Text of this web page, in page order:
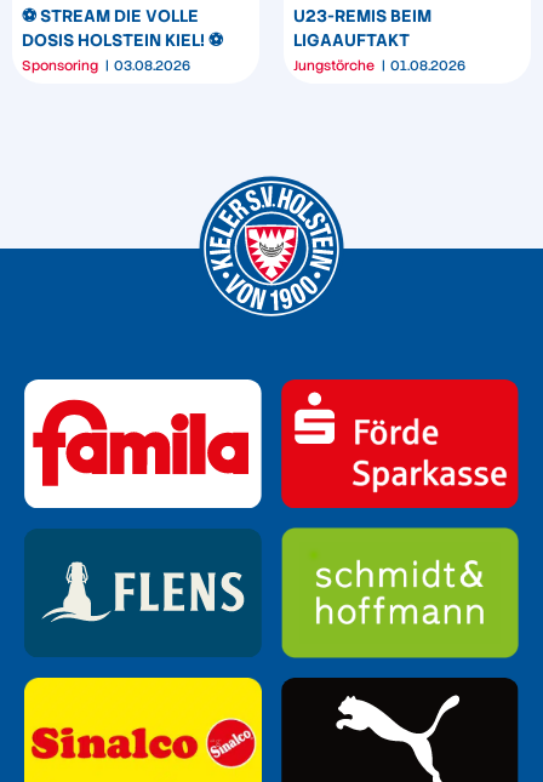
⚽️ STREAM DIE VOLLE
DOSIS HOLSTEIN KIEL! ⚽️
Sponsoring 03.08.2026
U23-REMIS BEIM
LIGAAUFTAKT
Jungstörche 01.08.2026